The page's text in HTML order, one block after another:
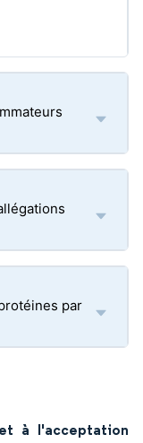
par
à l'acceptation